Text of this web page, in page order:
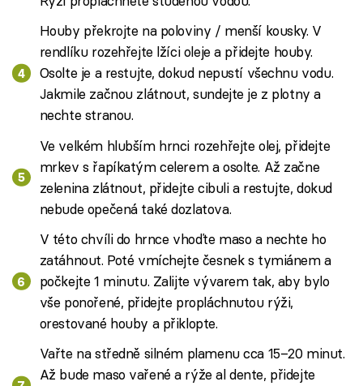
Houby překrojte na poloviny / menší kousky. V
rendlíku rozehřejte lžíci oleje a přidejte houby.
Osolte je a restujte, dokud nepustí všechnu vodu.
Jakmile začnou zlátnout, sundejte je z plotny a
nechte stranou.
Ve velkém hlubším hrnci rozehřejte olej, přidejte
mrkev s řapíkatým celerem a osolte. Až začne
zelenina zlátnout, přidejte cibuli a restujte, dokud
nebude opečená také dozlatova.
V této chvíli do hrnce vhoďte maso a nechte ho
zatáhnout. Poté vmíchejte česnek s tymiánem a
počkejte 1 minutu. Zalijte vývarem tak, aby bylo
vše ponořené, přidejte propláchnutou rýži,
orestované houby a přiklopte.
Vařte na středně silném plamenu cca 15–20 minut.
Až bude maso vařené a rýže al dente, přidejte